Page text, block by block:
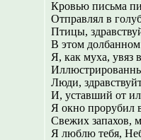
Кровью письма
Отправлял в
Птицы,
В этом
Я, как муха, увяз
Люди,
И, уставший от
Я окно прорубил
Свежих запахов,
Я люблю тебя,